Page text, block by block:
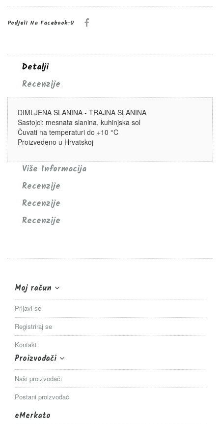
Podjeli Na Facebook-U
Detalji
Recenzije
DIMLJENA SLANINA - TRAJNA SLANINA
Sastojci: mesnata slanina, kuhinjska sol
Čuvati na temperaturi do +10 °C
Proizvedeno u Hrvatskoj
Više Informacija
Recenzije
Recenzije
Recenzije
Moj račun
Prijavi se
Registriraj se
Kontakt
Proizvođači
Naši proizvođači
Postani proizvođač
eMerkato